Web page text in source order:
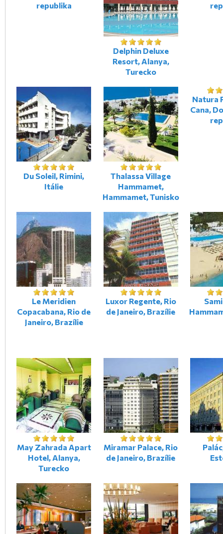
republika
Delphin Deluxe
Resort, Alanya,
Turecko
Du Soleil, Rimini,
Itálie
Thalassa Village
Hammamet,
Hammamet, Tunisko
Natura
Cana,
Le Meridien
Copacabana, Rio de
Janeiro, Brazílie
Luxor Regente, Rio
de Janeiro, Brazílie
May Zahrada Apart
Hotel, Alanya,
Turecko
Miramar Palace, Rio
de Janeiro, Brazílie